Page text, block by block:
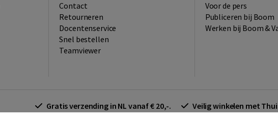
Contact
Retourneren
Docentenservice
Snel bestellen
Teamviewer
Voor de pers
Publiceren bij Boom
Werken bij Boom &
Gratis verzending in NL vanaf € 20,-. Veilig winkelen met